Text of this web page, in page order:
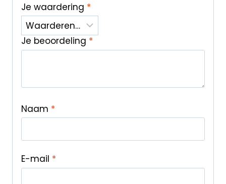
Je waardering *
Je beoordeling *
Naam *
E-mail *